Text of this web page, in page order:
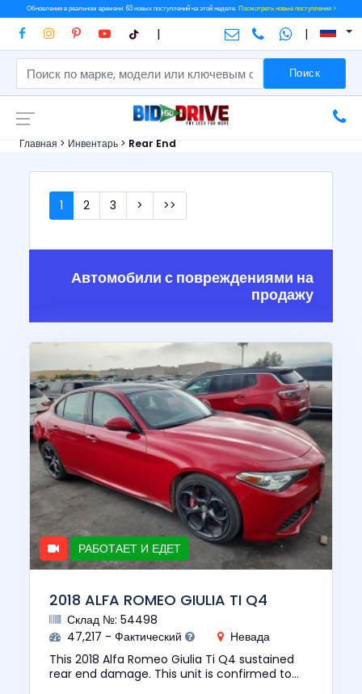
Обновления в реальном времени: 63 новых поступлений на этой неделе.Посмотреть новые поступления >
| |
Поиск
Главная > Инвентарь > Rear End
1 2 3 > >>
Автомобили с повреждениями на
продажу
РАБОТАЕТ И ЕДЕТ
2018 ALFA ROMEO GIULIA TI Q4
Склад №: 54498
47,217 - Фактический
Невада
This 2018 Alfa Romeo Giulia Ti Q4 sustained
rear end damage. This unit is confirmed to